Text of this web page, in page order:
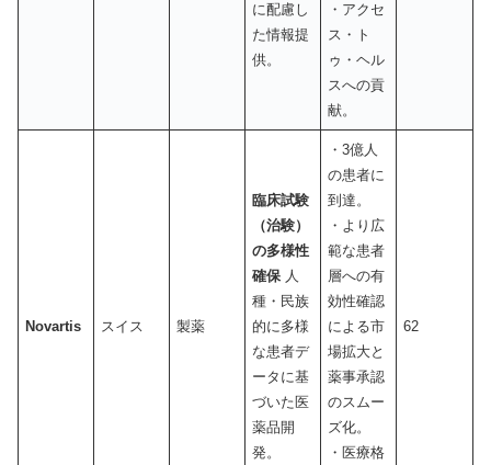
に配慮し
た情報提
供。
・アクセ
ス・ト
ゥ・ヘル
スへの貢
献。
Novartis スイス 製薬
臨床試験
（治験）
の多様性
確保 人
種・民族
的に多様
な患者デ
ータに基
づいた医
薬品開
発。
・3億人
の患者に
到達。
・より広
範な患者
層への有
効性確認
による市
場拡大と
薬事承認
のスムー
ズ化。
・医療格
62